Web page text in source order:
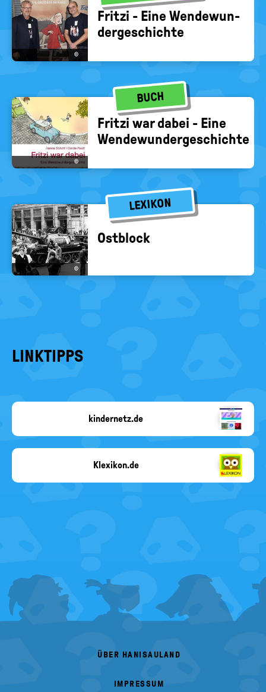
©
Frit­zi - Eine Wen­de­wun­
der­ge­schich­te
BUCH
©
Frit­zi war dabei - Eine
Wen­de­wun­der­ge­schich­te
LEXIKON
©
Ost­block
LINKTIPPS
kindernetz.de
Klexikon.de
FOOTER
MENU
ÜBER HANISAULAND
IMPRESSUM